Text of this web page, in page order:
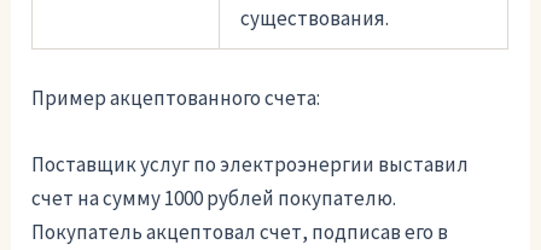
существования.
Пример акцептованного счета:
Поставщик услуг по электроэнергии выставил
счет на сумму 1000 рублей покупателю.
Покупатель акцептовал счет, подписав его в